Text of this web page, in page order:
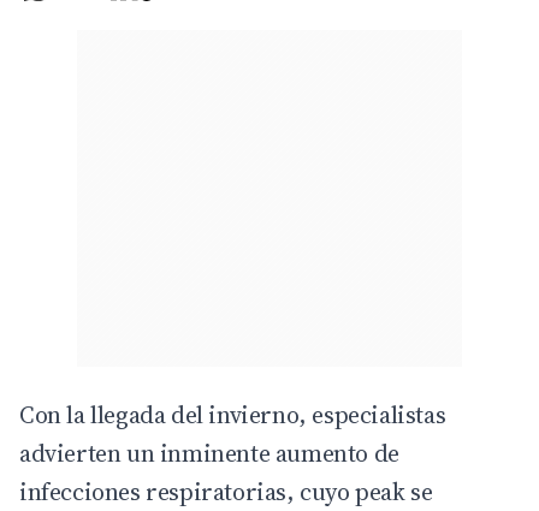
Con la llegada del invierno, especialistas
advierten un inminente aumento de
infecciones respiratorias, cuyo peak se